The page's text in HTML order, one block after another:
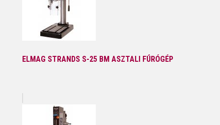
ELMAG STRANDS S-25 BM ASZTALI FÚRÓGÉP